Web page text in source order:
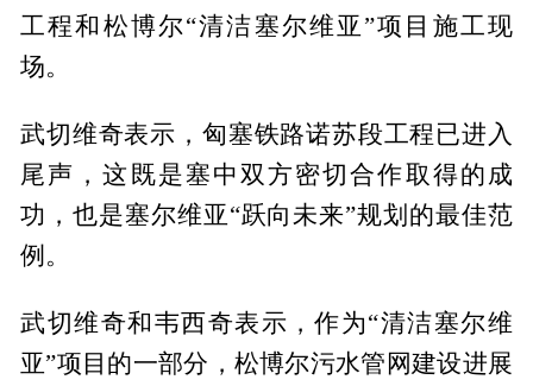
工程和松博尔“清洁塞尔维亚”项目施工现
场。
武切维奇表示，匈塞铁路诺苏段工程已进入
尾声，这既是塞中双方密切合作取得的成
功，也是塞尔维亚“跃向未来”规划的最佳范
例。
武切维奇和韦西奇表示，作为“清洁塞尔维
亚”项目的一部分，松博尔污水管网建设进展